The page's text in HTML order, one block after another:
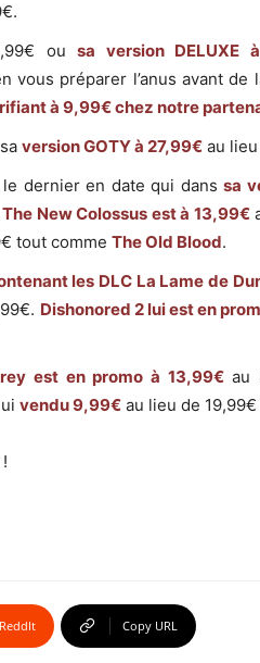
ousa version DELUXE
vous préparer l’anus avant
à 9,99€ chez notre
version GOTY à 27,99€ au
le dernier en date qui danssa
The New Colossus est à 13,99€
tout comme The Old Blood.
les DLC La Lame de
Dishonored 2 lui est en
est en promo à 13,99€au
vendu 9,99€ au lieu de
ReddIt Copy URL